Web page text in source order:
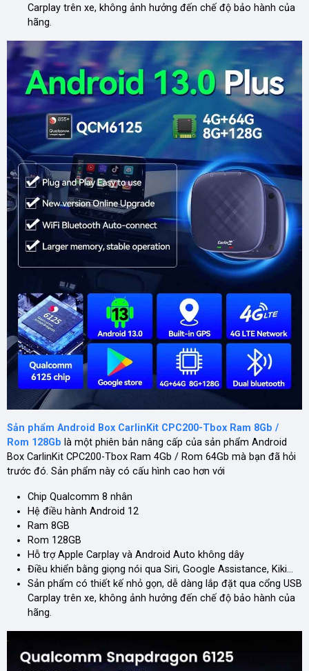
Carplay trên xe, không ảnh hưởng đến chế độ bảo hành của
hãng.
Sản phẩm Android Box CarlinKit CPC200-Tbox Ram 8Gb /
Rom 128Gb là một phiên bản nâng cấp của sản phẩm Android
Box CarlinKit CPC200-Tbox Ram 4Gb / Rom 64Gb mà bạn đã hỏi
trước đó. Sản phẩm này có cấu hình cao hơn với
Chip Qualcomm 8 nhân
Hệ điều hành Android 12
Ram 8GB
Rom 128GB
Hỗ trợ Apple Carplay và Android Auto không dây
Điều khiển bằng giọng nói qua Siri, Google Assistance, Kiki…
Sản phẩm có thiết kế nhỏ gọn, dễ dàng lắp đặt qua cổng USB
Carplay trên xe, không ảnh hưởng đến chế độ bảo hành của
hãng.